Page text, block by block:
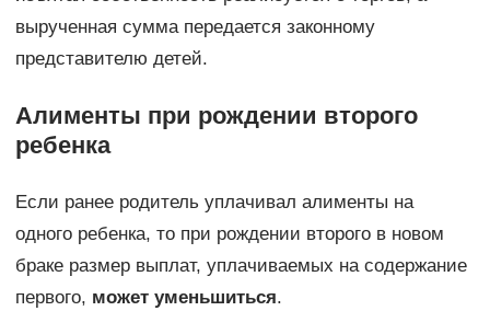
вырученная сумма передается законному
представителю детей.
Алименты при рождении второго
ребенка
Если ранее родитель уплачивал алименты на
одного ребенка, то при рождении второго в новом
браке размер выплат, уплачиваемых на содержание
первого, может уменьшиться.